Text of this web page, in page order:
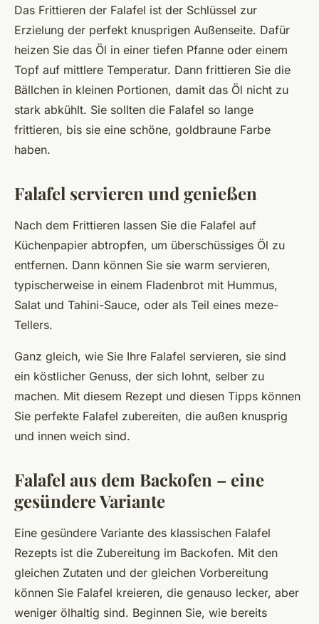
Das Frittieren der Falafel ist der Schlüssel zur
Erzielung der perfekt knusprigen Außenseite. Dafür
heizen Sie das Öl in einer tiefen Pfanne oder einem
Topf auf mittlere Temperatur. Dann frittieren Sie die
Bällchen in kleinen Portionen, damit das Öl nicht zu
stark abkühlt. Sie sollten die Falafel so lange
frittieren, bis sie eine schöne, goldbraune Farbe
haben.
Falafel servieren und genießen
Nach dem Frittieren lassen Sie die Falafel auf
Küchenpapier abtropfen, um überschüssiges Öl zu
entfernen. Dann können Sie sie warm servieren,
typischerweise in einem Fladenbrot mit Hummus,
Salat und Tahini-Sauce, oder als Teil eines meze-
Tellers.
Ganz gleich, wie Sie Ihre Falafel servieren, sie sind
ein köstlicher Genuss, der sich lohnt, selber zu
machen. Mit diesem Rezept und diesen Tipps können
Sie perfekte Falafel zubereiten, die außen knusprig
und innen weich sind.
Falafel aus dem Backofen – eine
gesündere Variante
Eine gesündere Variante des klassischen Falafel
Rezepts ist die Zubereitung im Backofen. Mit den
gleichen Zutaten und der gleichen Vorbereitung
können Sie Falafel kreieren, die genauso lecker, aber
weniger ölhaltig sind. Beginnen Sie, wie bereits